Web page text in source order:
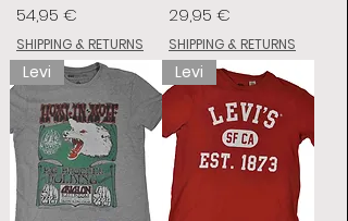
Preis
54,95 €
SHIPPING & RETURNS
Preis
29,95 €
SHIPPING & RETURNS
Levi Levi